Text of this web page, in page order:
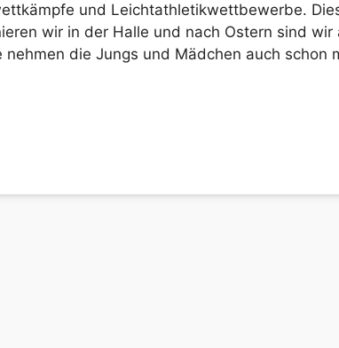
und Leichtathletikwettbewerbe.
wir in der Halle und nach Ostern sind wir
die Jungs und Mädchen auch schon